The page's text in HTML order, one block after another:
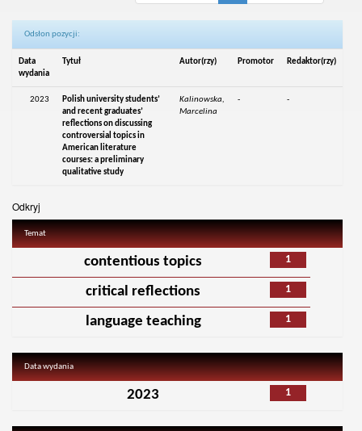
Odsłon pozycji:
Data
wydania
Tytuł Autor(rzy) Promotor Redaktor(rzy)
2023
Polish university students’
and recent graduates’
reflections on discussing
controversial topics in
American literature
courses: a preliminary
qualitative study
Kalinowska,
Marcelina
- -
Odkryj
Temat
1
contentious topics
1
critical reflections
1
language teaching
Data wydania
1
2023